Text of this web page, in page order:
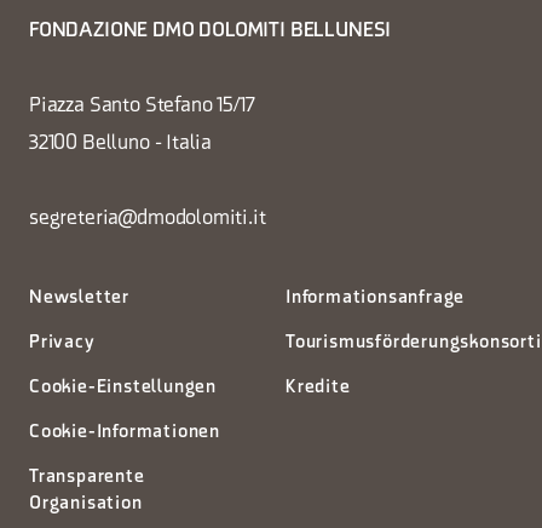
FONDAZIONE DMO DOLOMITI BELLUNESI
Piazza Santo Stefano 15/17
32100 Belluno - Italia
segreteria@dmodolomiti.it
Newsletter
Privacy
Cookie-Einstellungen
Cookie-Informationen
Transparente
Organisation
Informationsanfrage
Kredite